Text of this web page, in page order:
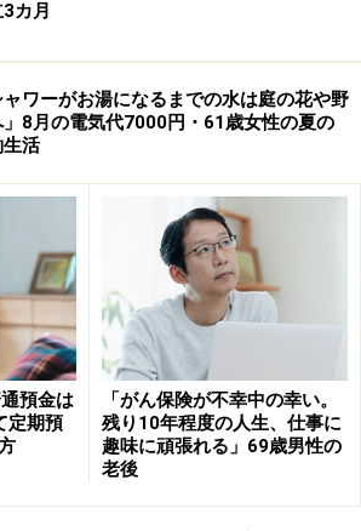
与収入約20万円（月収）、株の配当
動産収入20万円（年額）
円
もっと資金を貯めておけばよ
3500万円、リスク資産1500万円を保
稿者。
カ月
ャワーがお湯になるまでの水は庭の花や野
」8月の電気代7000円・61歳女性の夏の
活
預金は
定期預
「がん保険が不幸中の幸い。
残り10年程度の人生、仕事に
趣味に頑張れる」69歳男性の
老後